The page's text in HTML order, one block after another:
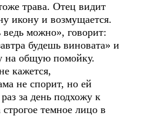
трава. Отец видит
икону и возмущается.
можно», говорит:
будешь виновата» и
на общую помойку.
кажется,
не спорит, но ей
за день подхожу к
темное лицо в